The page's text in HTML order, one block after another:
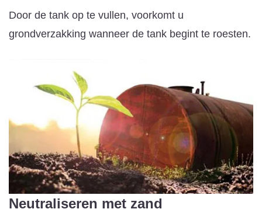
Door de tank op te vullen, voorkomt u
grondverzakking wanneer de tank begint te roesten.
Neutraliseren met zand